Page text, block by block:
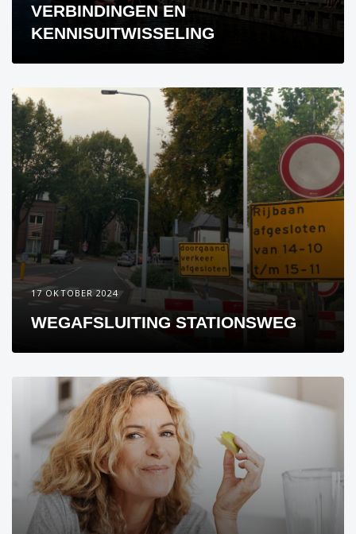
VERBINDINGEN EN
KENNISUITWISSELING
17 OKTOBER 2024
WEGAFSLUITING STATIONSWEG